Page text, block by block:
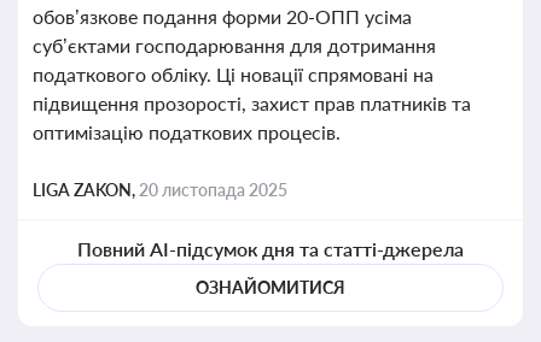
обов’язкове подання форми 20-ОПП усіма
суб’єктами господарювання для дотримання
податкового обліку. Ці новації спрямовані на
підвищення прозорості, захист прав платників та
оптимізацію податкових процесів.
LIGA ZAKON, 20 листопада 2025
Повний AI-підсумок дня та статті-джерела
ОЗНАЙОМИТИСЯ